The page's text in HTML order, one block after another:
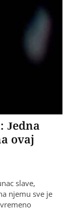
Jedna
ovaj
slave,
njemu sve je